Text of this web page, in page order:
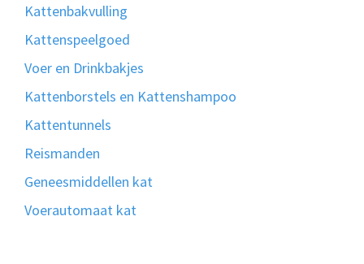
Kattenbakvulling
Kattenspeelgoed
Voer en Drinkbakjes
Kattenborstels en Kattenshampoo
Kattentunnels
Reismanden
Geneesmiddellen kat
Voerautomaat kat